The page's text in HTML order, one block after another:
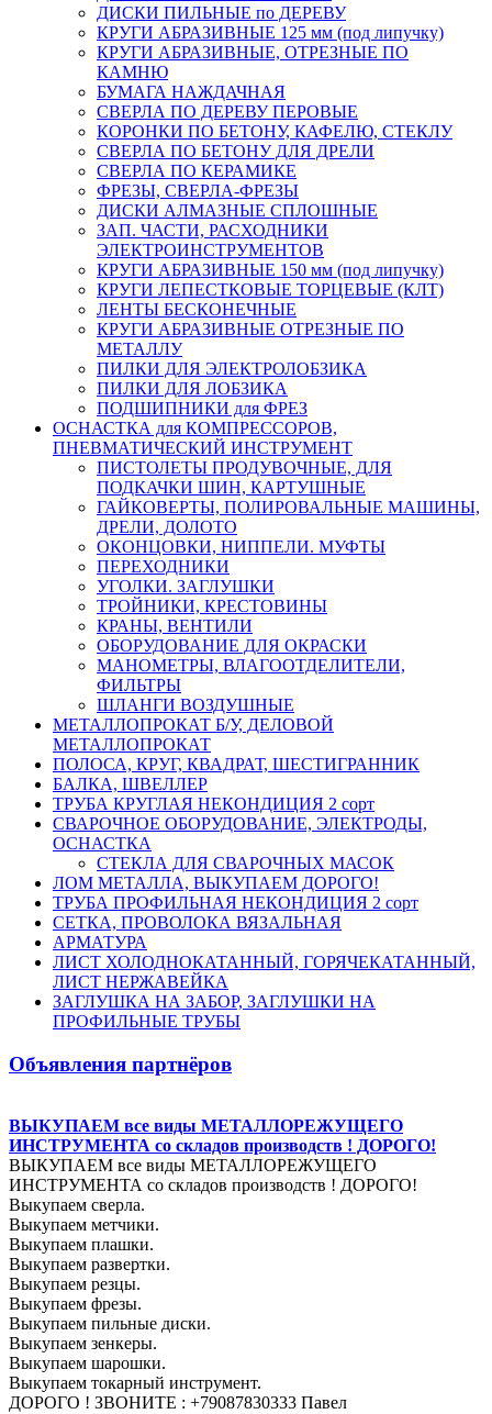
ДИСКИ ПИЛЬНЫЕ по ДЕРЕВУ
КРУГИ АБРАЗИВНЫЕ 125 мм (под липучку)
КРУГИ АБРАЗИВНЫЕ, ОТРЕЗНЫЕ ПО
КАМНЮ
БУМАГА НАЖДАЧНАЯ
СВЕРЛА ПО ДЕРЕВУ ПЕРОВЫЕ
КОРОНКИ ПО БЕТОНУ, КАФЕЛЮ, СТЕКЛУ
СВЕРЛА ПО БЕТОНУ ДЛЯ ДРЕЛИ
СВЕРЛА ПО КЕРАМИКЕ
ФРЕЗЫ, СВЕРЛА-ФРЕЗЫ
ДИСКИ АЛМАЗНЫЕ СПЛОШНЫЕ
ЗАП. ЧАСТИ, РАСХОДНИКИ
ЭЛЕКТРОИНСТРУМЕНТОВ
КРУГИ АБРАЗИВНЫЕ 150 мм (под липучку)
КРУГИ ЛЕПЕСТКОВЫЕ ТОРЦЕВЫЕ (КЛТ)
ЛЕНТЫ БЕСКОНЕЧНЫЕ
КРУГИ АБРАЗИВНЫЕ ОТРЕЗНЫЕ ПО
МЕТАЛЛУ
ПИЛКИ ДЛЯ ЭЛЕКТРОЛОБЗИКА
ПИЛКИ ДЛЯ ЛОБЗИКА
ПОДШИПНИКИ для ФРЕЗ
ОСНАСТКА для КОМПРЕССОРОВ,
ПНЕВМАТИЧЕСКИЙ ИНСТРУМЕНТ
ПИСТОЛЕТЫ ПРОДУВОЧНЫЕ, ДЛЯ
ПОДКАЧКИ ШИН, КАРТУШНЫЕ
ГАЙКОВЕРТЫ, ПОЛИРОВАЛЬНЫЕ МАШИНЫ,
ДРЕЛИ, ДОЛОТО
ОКОНЦОВКИ, НИППЕЛИ. МУФТЫ
ПЕРЕХОДНИКИ
УГОЛКИ. ЗАГЛУШКИ
ТРОЙНИКИ, КРЕСТОВИНЫ
КРАНЫ, ВЕНТИЛИ
ОБОРУДОВАНИЕ ДЛЯ ОКРАСКИ
МАНОМЕТРЫ, ВЛАГООТДЕЛИТЕЛИ,
ФИЛЬТРЫ
ШЛАНГИ ВОЗДУШНЫЕ
МЕТАЛЛОПРОКАТ Б/У, ДЕЛОВОЙ
МЕТАЛЛОПРОКАТ
ПОЛОСА, КРУГ, КВАДРАТ, ШЕСТИГРАННИК
БАЛКА, ШВЕЛЛЕР
ТРУБА КРУГЛАЯ НЕКОНДИЦИЯ 2 сорт
СВАРОЧНОЕ ОБОРУДОВАНИЕ, ЭЛЕКТРОДЫ,
ОСНАСТКА
СТЕКЛА ДЛЯ СВАРОЧНЫХ МАСОК
ЛОМ МЕТАЛЛА, ВЫКУПАЕМ ДОРОГО!
ТРУБА ПРОФИЛЬНАЯ НЕКОНДИЦИЯ 2 сорт
СЕТКА, ПРОВОЛОКА ВЯЗАЛЬНАЯ
АРМАТУРА
ЛИСТ ХОЛОДНОКАТАННЫЙ, ГОРЯЧЕКАТАННЫЙ,
ЛИСТ НЕРЖАВЕЙКА
ЗАГЛУШКА НА ЗАБОР, ЗАГЛУШКИ НА
ПРОФИЛЬНЫЕ ТРУБЫ
Объявления партнёров
ВЫКУПАЕМ все виды МЕТАЛЛОРЕЖУЩЕГО
ИНСТРУМЕНТА со складов производств ! ДОРОГО!
ВЫКУПАЕМ все виды МЕТАЛЛОРЕЖУЩЕГО
ИНСТРУМЕНТА со складов производств ! ДОРОГО!
Выкупаем сверла.
Выкупаем метчики.
Выкупаем плашки.
Выкупаем развертки.
Выкупаем резцы.
Выкупаем фрезы.
Выкупаем пильные диски.
Выкупаем зенкеры.
Выкупаем шарошки.
Выкупаем токарный инструмент.
ДОРОГО ! ЗВОНИТЕ : +79087830333 Павел